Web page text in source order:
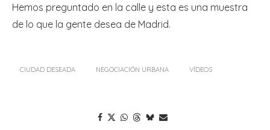
Hemos preguntado en la calle y esta es una muestra
de lo que la gente desea de Madrid.
CIUDAD DESEADA NEGOCIACIÓN URBANA VÍDEOS